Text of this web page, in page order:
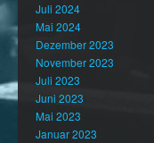
Juli 2024
Mai 2024
Dezember 2023
November 2023
Juli 2023
Juni 2023
Mai 2023
Januar 2023